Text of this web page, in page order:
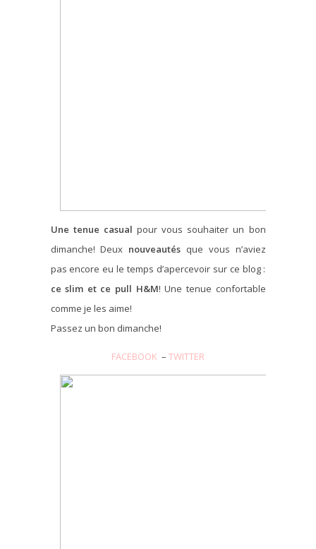
Une tenue casual pour vous souhaiter un bon
dimanche! Deux nouveautés que vous n’aviez
pas encore eu le temps d’apercevoir sur ce blog :
ce slim et ce pull H&M! Une tenue confortable
comme je les aime!
Passez un bon dimanche!
FACEBOOK – TWITTER